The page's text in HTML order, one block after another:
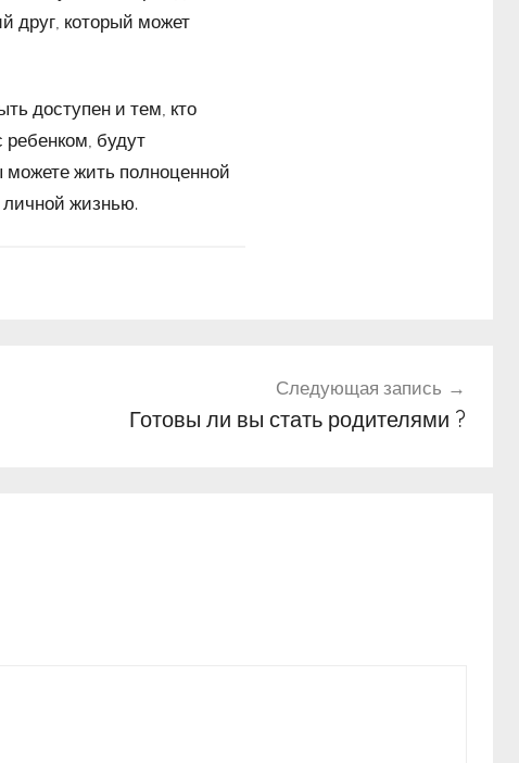
друг, который может
доступен и тем, кто
ребенком, будут
жить полноценной
личной жизнью.
Следующая запись
Готовы ли вы стать родителями ?